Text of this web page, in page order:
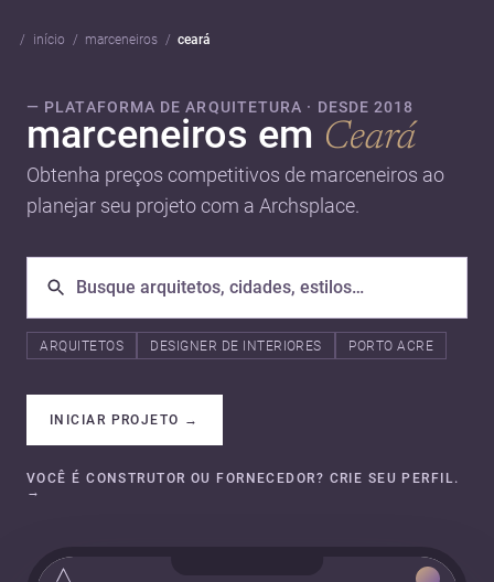
início marceneiros ceará
— PLATAFORMA DE ARQUITETURA · DESDE 2018
marceneiros em Ceará
Obtenha preços competitivos de marceneiros ao
planejar seu projeto com a Archsplace.
ARQUITETOS DESIGNER DE INTERIORES PORTO ACRE
INICIAR PROJETO →
VOCÊ É CONSTRUTOR OU FORNECEDOR? CRIE SEU PERFIL.
→